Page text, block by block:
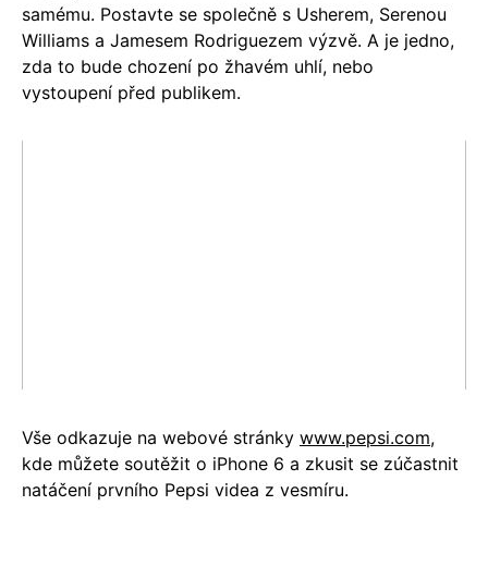
samému. Postavte se společně s Usherem, Serenou
Williams a Jamesem Rodriguezem výzvě. A je jedno,
zda to bude chození po žhavém uhlí, nebo
vystoupení před publikem.
Vše odkazuje na webové stránky www.pepsi.com,
kde můžete soutěžit o iPhone 6 a zkusit se zúčastnit
natáčení prvního Pepsi videa z vesmíru.